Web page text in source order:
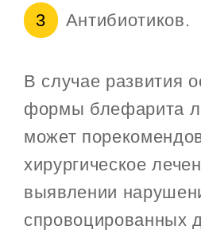
Антибиотиков.
В случае развития
формы блефарита
может
хирургическое
выявлении
спровоцированных